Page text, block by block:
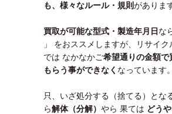
も、様々なルール・規則がありま
買取が可能な型式・製造年月日 な
」 をおススメしますが、リサイ
では なかなかご希望通りの金額で
もらう事ができなく なっています。
只、いざ処分する（捨てる）とな
ら解体（分解） やら 果ては どう